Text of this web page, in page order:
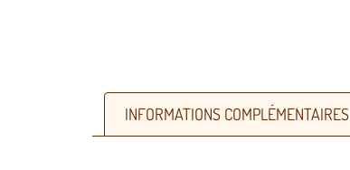
INFORMATIONS COMPLÉMENTAIRES